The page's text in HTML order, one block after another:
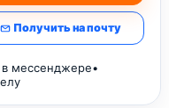
Получить на почту
мессенджере•